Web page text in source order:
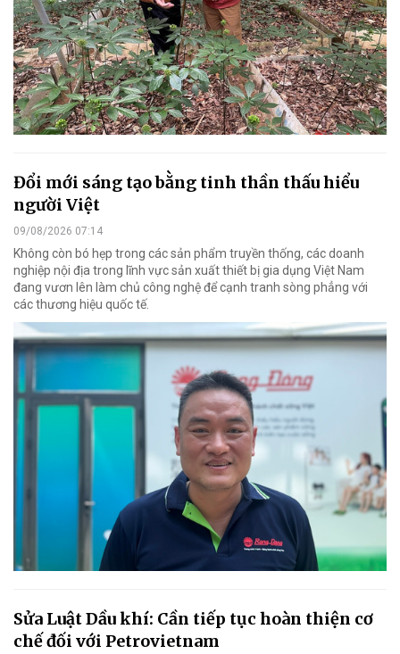
Đổi mới sáng tạo bằng tinh thần thấu hiểu
người Việt
09/08/2026 07:14
Không còn bó hẹp trong các sản phẩm truyền thống, các doanh
nghiệp nội địa trong lĩnh vực sản xuất thiết bị gia dụng Việt Nam
đang vươn lên làm chủ công nghệ để cạnh tranh sòng phẳng với
các thương hiệu quốc tế.
Sửa Luật Dầu khí: Cần tiếp tục hoàn thiện cơ
chế đối với Petrovietnam